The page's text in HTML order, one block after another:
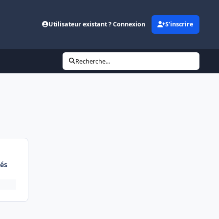
Utilisateur existant ? Connexion S’inscrire
Recherche...